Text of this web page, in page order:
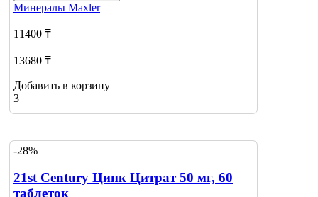
Минералы Maxler
11400 ₸
13680 ₸
Добавить в корзину
3
-28%
21st Century Цинк Цитрат 50 мг, 60
таблеток